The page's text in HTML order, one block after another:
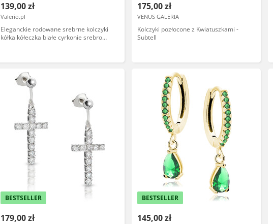
139,00 zł
Valerio.pl
Eleganckie rodowane srebrne kolczyki
kółka kółeczka białe cyrkonie srebro
175,00 zł
VENUS GALERIA
Kolczyki pozłocone z Kwiatuszkami -
Subtell
BESTSELLER
179,00 zł
BESTSELLER
145,00 zł